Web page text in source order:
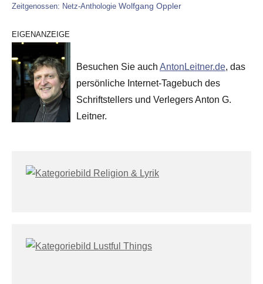
Zeitgenossen: Netz-Anthologie Wolfgang Oppler
EIGENANZEIGE
Besuchen Sie auch AntonLeitner.de, das
persönliche Internet-Tagebuch des
Schriftstellers und Verlegers Anton G.
Leitner.